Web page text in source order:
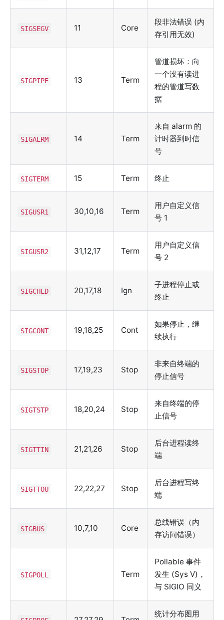
SIGSEGV 11 Core
段非法错误 (内
存引用无效)
SIGPIPE 13 Term
管道损坏：向
一个没有读进
程的管道写数
据
SIGALRM 14 Term
来自 alarm 的
计时器到时信
号
SIGTERM 15 Term 终止
SIGUSR1 30,10,16 Term
用户自定义信
号 1
SIGUSR2 31,12,17 Term
用户自定义信
号 2
SIGCHLD 20,17,18 Ign
子进程停止或
终止
SIGCONT 19,18,25 Cont
如果停止，继
续执行
SIGSTOP 17,19,23 Stop
非来自终端的
停止信号
SIGTSTP 18,20,24 Stop
来自终端的停
止信号
SIGTTIN 21,21,26 Stop
后台进程读终
端
SIGTTOU 22,22,27 Stop
后台进程写终
端
SIGBUS 10,7,10 Core
总线错误（内
存访问错误）
SIGPOLL Term
Pollable 事件
发生 (Sys V)，
与 SIGIO 同义
统计分布图用